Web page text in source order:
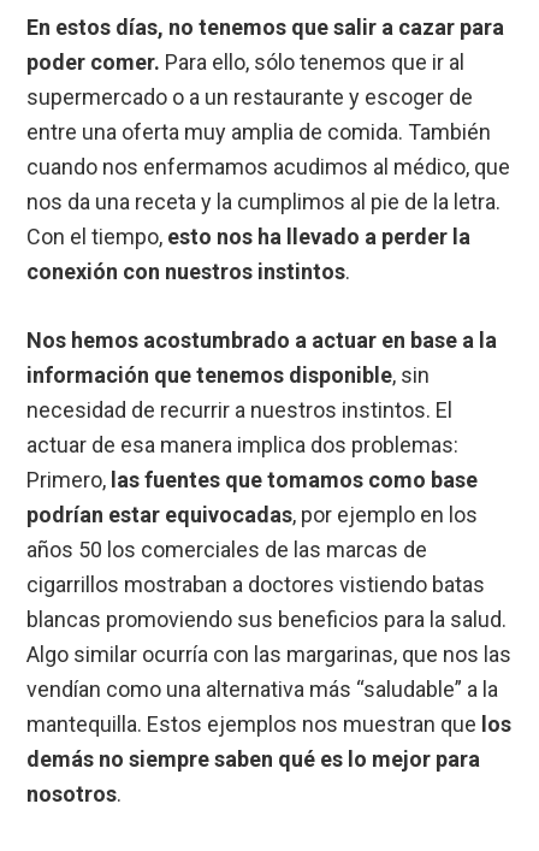
En estos días, no tenemos que salir a cazar para
poder comer. Para ello, sólo tenemos que ir al
supermercado o a un restaurante y escoger de
entre una oferta muy amplia de comida. También
cuando nos enfermamos acudimos al médico, que
nos da una receta y la cumplimos al pie de la letra.
Con el tiempo, esto nos ha llevado a perder la
conexión con nuestros instintos.
Nos hemos acostumbrado a actuar en base a la
información que tenemos disponible, sin
necesidad de recurrir a nuestros instintos. El
actuar de esa manera implica dos problemas:
Primero, las fuentes que tomamos como base
podrían estar equivocadas, por ejemplo en los
años 50 los comerciales de las marcas de
cigarrillos mostraban a doctores vistiendo batas
blancas promoviendo sus beneficios para la salud.
Algo similar ocurría con las margarinas, que nos las
vendían como una alternativa más “saludable” a la
mantequilla. Estos ejemplos nos muestran que los
demás no siempre saben qué es lo mejor para
nosotros.